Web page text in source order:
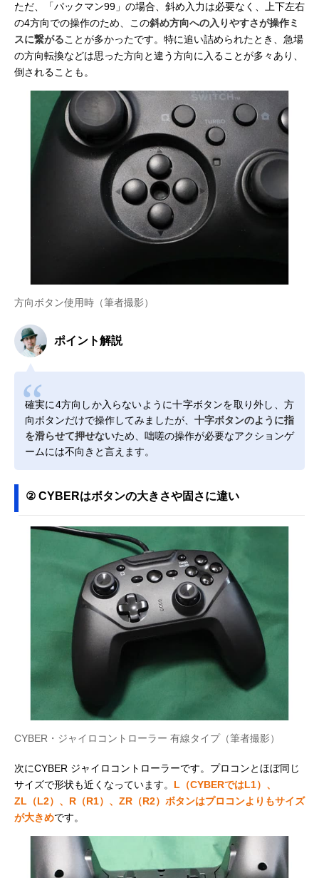
ただ、「パックマン99」の場合、斜め入力は必要なく、上下左右
の4方向での操作のため、この斜め方向への入りやすさが操作ミ
スに繋がることが多かったです。特に追い詰められたとき、急場
の方向転換などは思った方向と違う方向に入ることが多々あり、
倒されることも。
方向ボタン使用時（筆者撮影）
ポイント解説
確実に4方向しか入らないように十字ボタンを取り外し、方
向ボタンだけで操作してみましたが、 十字ボタンのように指
を滑らせて押せないため、咄嗟の操作が必要なアクションゲ
ームには不向きと言えます。
② CYBERはボタンの大きさや固さに違い
CYBER・ジャイロコントローラー 有線タイプ（筆者撮影）
次にCYBER ジャイロコントローラーです。プロコンとほぼ同じ
サイズで形状も近くなっています。 L（CYBERではL1）、
ZL（L2）、R（R1）、ZR（R2）ボタンはプロコンよりもサイズ
が大きめです。